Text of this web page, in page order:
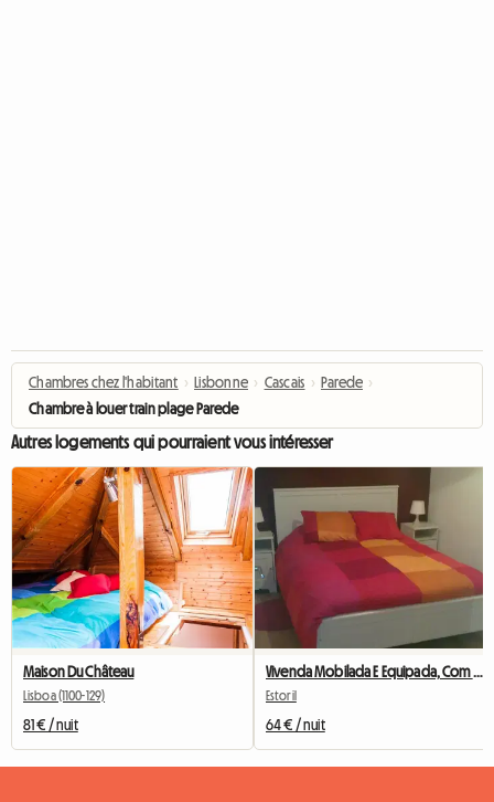
Chambres chez l'habitant › Lisbonne › Cascais › Parede ›
Chambre à louer train plage Parede
Autres logements qui pourraient vous intéresser
Maison Du Château
Lisboa (1100-129)
81 € / nuit
Estoril
64 € / nuit